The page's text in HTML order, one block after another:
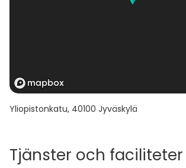
Yliopistonkatu, 40100 Jyväskylä
Tjänster och faciliteter